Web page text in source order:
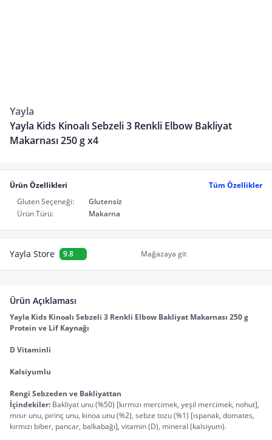
Yayla
Yayla Kids Kinoalı Sebzeli 3 Renkli Elbow Bakliyat
Makarnası 250 g x4
Ürün Özellikleri
Tüm Özellikler
Gluten Seçeneği:
Glutensiz
Ürün Türü:
Makarna
Yayla Store 9.8 Mağazaya git
Ürün Açıklaması
Yayla Kids Kinoalı Sebzeli 3 Renkli Elbow Bakliyat Makarnası 250 g
Protein ve Lif Kaynağı
D Vitaminli
Kalsiyumlu
Rengi Sebzeden ve Bakliyattan
İçindekiler: Bakliyat unu (%50) [kırmızı mercimek, yeşil mercimek, nohut],
mısır unu, pirinç unu, kinoa unu (%2), sebze tozu (%1) [ıspanak, domates,
kırmızı biber, pancar, balkabağı], vitamin (D), mineral (kalsiyum).